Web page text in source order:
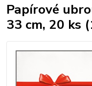
Papírové
33 cm, 20 ks